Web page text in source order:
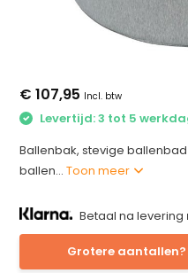
€ 107,95 Incl. btw
Levertijd: 3 tot 5
Ballenbak, stevige
ballen...Toon meer
Betaal na levering
Grotere